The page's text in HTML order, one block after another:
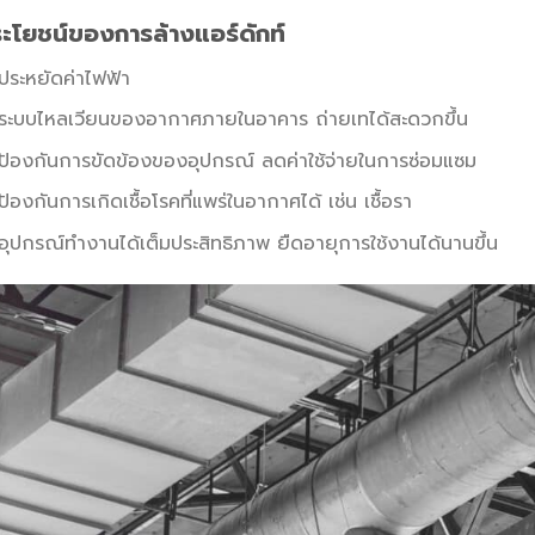
โยชน์ของการล้างแอร์ดักท์
ระหยัดค่าไฟฟ้า
ะบบไหลเวียนของอากาศภายในอาคาร ถ่ายเทได้สะดวกขึ้น
องกันการขัดข้องของอุปกรณ์ ลดค่าใช้จ่ายในการซ่อมแซม
องกันการเกิดเชื้อโรคที่แพร่ในอากาศได้ เช่น เชื้อรา
ปกรณ์ทำงานได้เต็มประสิทธิภาพ ยืดอายุการใช้งานได้นานขึ้น